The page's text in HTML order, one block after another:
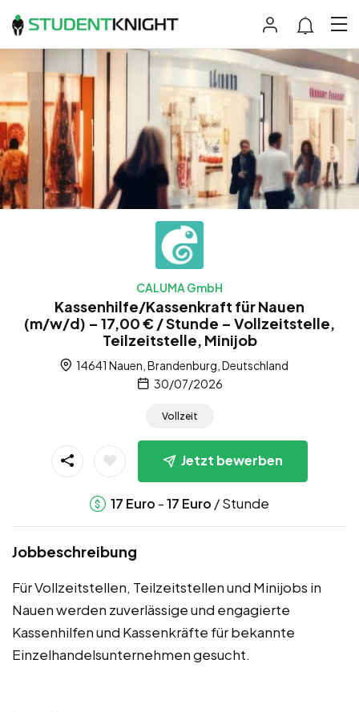
CALUMA GmbH
Kassenhilfe/Kassenkraft für Nauen
(m/w/d) – 17,00 € / Stunde – Vollzeitstelle,
Teilzeitstelle, Minijob
14641 Nauen, Brandenburg, Deutschland
30/07/2026
Vollzeit
Jetzt bewerben
17 Euro -17 Euro / Stunde
Jobbeschreibung
Für Vollzeitstellen, Teilzeitstellen und Minijobs in
Nauen werden zuverlässige und engagierte
Kassenhilfen und Kassenkräfte für bekannte
Einzelhandelsunternehmen gesucht.